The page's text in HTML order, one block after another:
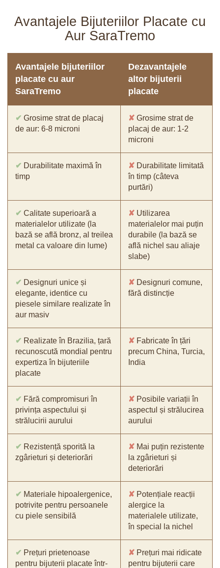
Avantajele Bijuteriilor Placate cu
Aur SaraTremo
Avantajele bijuteriilor
placate cu aur
SaraTremo
Dezavantajele
altor bijuterii
placate
✔ Grosime strat de placaj
de aur: 6-8 microni
✘ Grosime strat de
placaj de aur: 1-2
microni
✔ Durabilitate maximă în
timp
✘ Durabilitate limitată
în timp (câteva
purtări)
✔ Calitate superioară a
materialelor utilizate (la
bază se află bronz, al treilea
metal ca valoare din lume)
✘ Utilizarea
materialelor mai puțin
durabile (la bază se
află nichel sau aliaje
slabe)
✔ Designuri unice și
elegante, identice cu
piesele similare realizate în
aur masiv
✘ Designuri comune,
fără distincție
✔ Realizate în Brazilia, țară
recunoscută mondial pentru
expertiza în bijuteriile
placate
✘ Fabricate în țări
precum China, Turcia,
India
✔ Fără compromisuri în
privința aspectului și
strălucirii aurului
✘ Posibile variații în
aspectul și strălucirea
aurului
✔ Rezistență sporită la
zgârieturi și deteriorări
✘ Mai puțin rezistente
la zgârieturi și
deteriorări
✔ Materiale hipoalergenice,
potrivite pentru persoanele
cu piele sensibilă
✘ Potențiale reacții
alergice la
materialele utilizate,
în special la nichel
✔ Prețuri prietenoase
pentru bijuterii placate într-
✘ Prețuri mai ridicate
pentru bijuterii care